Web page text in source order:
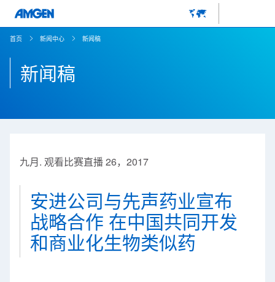
首页 新闻中心 新闻稿
新闻稿
九月. 观看比赛直播 26，2017
安进公司与先声药业宣布
战略合作 在中国共同开发
和商业化生物类似药